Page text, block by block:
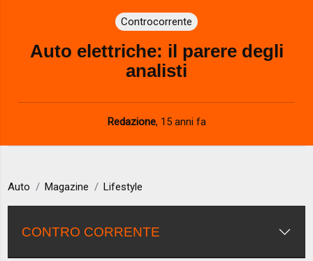
Controcorrente
Auto elettriche: il parere degli
analisti
Redazione, 15 anni fa
Auto Magazine Lifestyle
CONTRO CORRENTE